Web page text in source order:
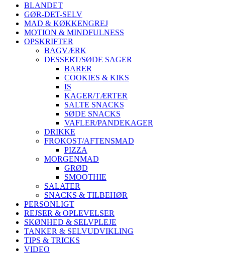
BLANDET
GØR-DET-SELV
MAD & KØKKENGREJ
MOTION & MINDFULNESS
OPSKRIFTER
BAGVÆRK
DESSERT/SØDE SAGER
BARER
COOKIES & KIKS
IS
KAGER/TÆRTER
SALTE SNACKS
SØDE SNACKS
VAFLER/PANDEKAGER
DRIKKE
FROKOST/AFTENSMAD
PIZZA
MORGENMAD
GRØD
SMOOTHIE
SALATER
SNACKS & TILBEHØR
PERSONLIGT
REJSER & OPLEVELSER
SKØNHED & SELVPLEJE
TANKER & SELVUDVIKLING
TIPS & TRICKS
VIDEO